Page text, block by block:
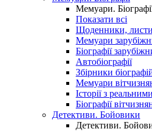
Мемуари.
Показати всі
Щоденники,
Мемуари
Біографії
Автобіографії
Збірники
Мемуари
Історії з
Біографії
Детективи. Бойовики
Детективи.